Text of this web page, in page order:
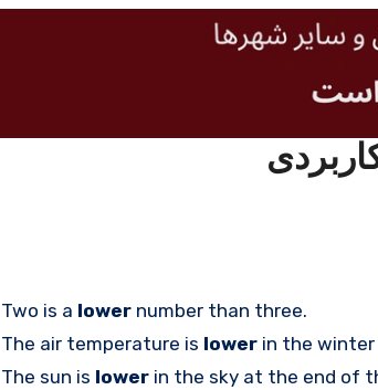
Two is a lowernumber than three.
The air temperature is lowerin the winter
The sun is lowerin the sky at the end of